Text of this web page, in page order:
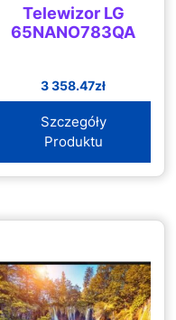
Telewizor LG
65NANO783QA
3 358.47zł
Szczegóły
Produktu